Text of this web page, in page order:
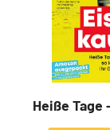
Heiße